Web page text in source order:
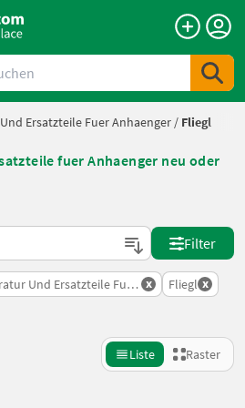
Ersatzteile Fuer Anhaenger / Fliegl
fuer Anhaenger neu oder
sortiert
Filter
Und Ersatzteile Fuer Anhaenger
x Fliegl x
Liste Raster